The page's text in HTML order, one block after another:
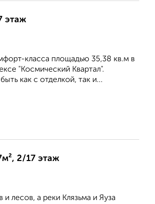
этаж
класса площадью 35,38 кв.м в
"Космический Квартал".
как с отделкой, так и...
2/17 этаж
лесов, а реки Клязьма и Яуза